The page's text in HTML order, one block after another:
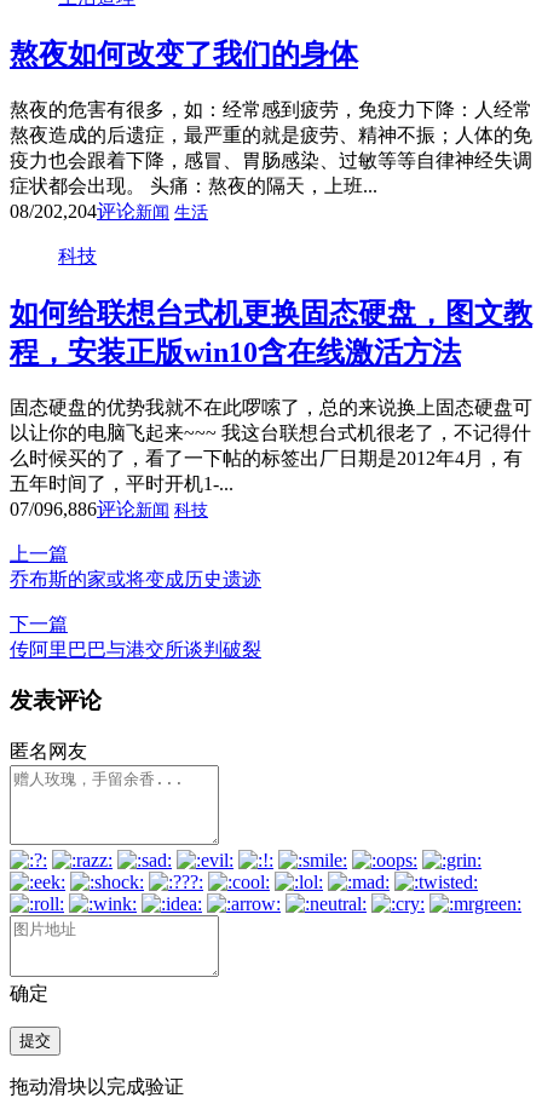
熬夜如何改变了我们的身体
熬夜的危害有很多，如：经常感到疲劳，免疫力下降：人经常
熬夜造成的后遗症，最严重的就是疲劳、精神不振；人体的免
疫力也会跟着下降，感冒、胃肠感染、过敏等等自律神经失调
症状都会出现。 头痛：熬夜的隔天，上班...
08/202,204评论新闻 生活
科技
如何给联想台式机更换固态硬盘，图文教
程，安装正版win10含在线激活方法
固态硬盘的优势我就不在此啰嗦了，总的来说换上固态硬盘可
以让你的电脑飞起来~~~ 我这台联想台式机很老了，不记得什
么时候买的了，看了一下帖的标签出厂日期是2012年4月，有
五年时间了，平时开机1-...
07/096,886评论新闻 科技
上一篇
乔布斯的家或将变成历史遗迹
下一篇
传阿里巴巴与港交所谈判破裂
发表评论
匿名网友
确定
提交
拖动滑块以完成验证